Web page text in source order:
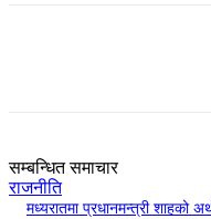
सम्बन्धित समाचार
राजनीति
मध्यरातमा प्रधानमन्त्री शाहको